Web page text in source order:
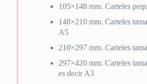
105×148 mm. Carteles
148×210 mm. Carteles
A5
210×297 mm. Carteles
297×420 mm. Carteles
es decir A3